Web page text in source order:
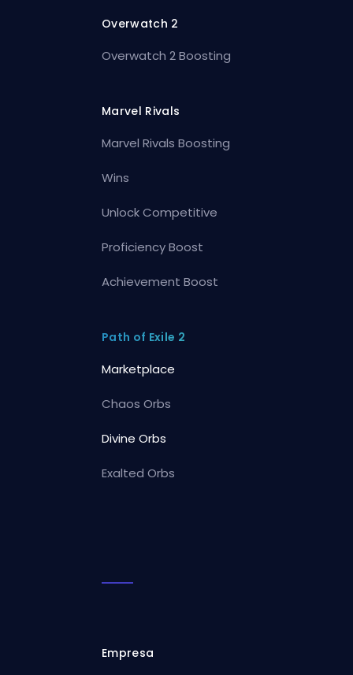
Overwatch 2
Overwatch 2 Boosting
Marvel Rivals
Marvel Rivals Boosting
Wins
Unlock Competitive
Proficiency Boost
Achievement Boost
Path of Exile 2
Marketplace
Chaos Orbs
Divine Orbs
Exalted Orbs
Empresa